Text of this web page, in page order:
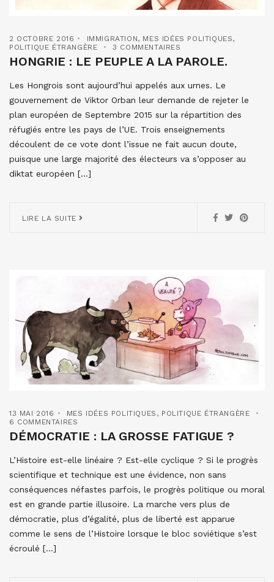
2 OCTOBRE 2016 IMMIGRATION, MES IDÉES POLITIQUES,
POLITIQUE ÉTRANGÈRE
3 COMMENTAIRES
HONGRIE : LE PEUPLE A LA PAROLE.
Les Hongrois sont aujourd’hui appelés aux urnes. Le
gouvernement de Viktor Orban leur demande de rejeter le
plan européen de Septembre 2015 sur la répartition des
réfugiés entre les pays de l’UE. Trois enseignements
découlent de ce vote dont l’issue ne fait aucun doute,
puisque une large majorité des électeurs va s’opposer au
diktat européen […]
LIRE LA SUITE
13 MAI 2016 MES IDÉES POLITIQUES , POLITIQUE ÉTRANGÈRE
6 COMMENTAIRES
DÉMOCRATIE : LA GROSSE FATIGUE ?
L’Histoire est-elle linéaire ? Est-elle cyclique ? Si le progrès
scientifique et technique est une évidence, non sans
conséquences néfastes parfois, le progrès politique ou moral
est en grande partie illusoire. La marche vers plus de
démocratie, plus d’égalité, plus de liberté est apparue
comme le sens de l’Histoire lorsque le bloc soviétique s’est
écroulé […]